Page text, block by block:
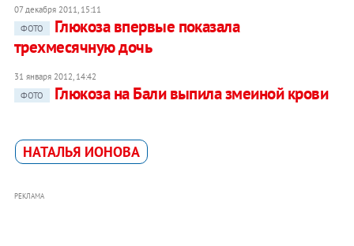
07 декабря 2011, 15:11
ФОТО
Глюкоза впервые показала
трехмесячную дочь
31 января 2012, 14:42
ФОТО
Глюкоза на Бали выпила змеиной крови
НАТАЛЬЯ ИОНОВА
РЕКЛАМА